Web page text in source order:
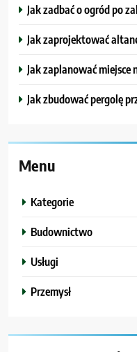
Jak zadbać o ogród po
Jak zaprojektować
Jak zaplanować
Jak zbudować pergolę
Menu
Kategorie
Budownictwo
Usługi
Przemysł